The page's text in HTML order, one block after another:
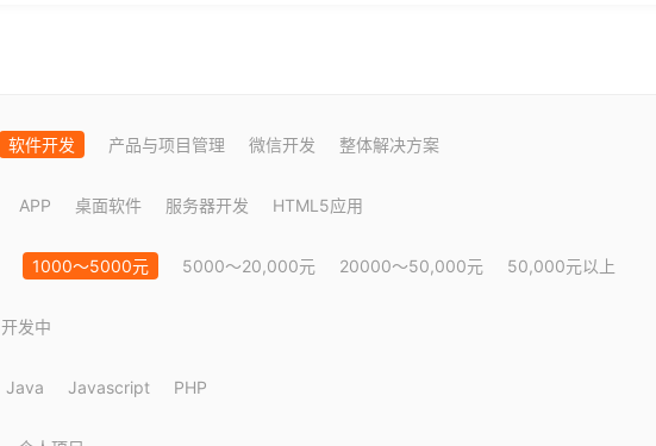
软件开发 产品与项目管理 微信开发 整体解决方案
APP 桌面软件 服务器开发 HTML5应用
1000～5000元 5000～20,000元 20000～50,000元 50,000元以上
开发中
Java Javascript PHP